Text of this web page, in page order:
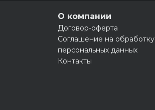
О компании
Договор-оферта
Соглашение на обработку
персональных данных
Контакты